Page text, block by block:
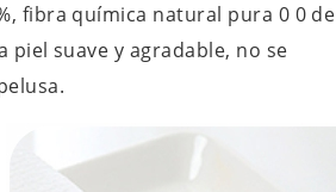
fibra química natural pura 0 0 de
piel suave y agradable, no se